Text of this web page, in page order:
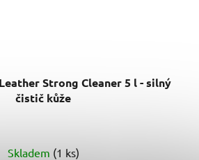
Strong Cleaner 5 l - silný
čistič kůže
Skladem (1 ks)